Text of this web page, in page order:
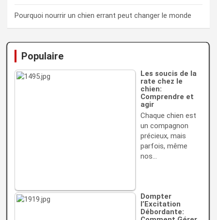
Pourquoi nourrir un chien errant peut changer le monde
Populaire
Les soucis de la
rate chez le
chien:
Comprendre et
agir
Chaque chien est
un compagnon
précieux, mais
parfois, même
nos…
Dompter
l’Excitation
Débordante: